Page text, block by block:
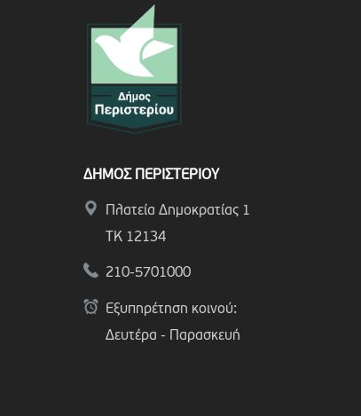
ΔΗΜΟΣ ΠΕΡΙΣΤΕΡΙΟΥ
Πλατεία Δημοκρατίας 1
ΤΚ 12134
210-5701000
Εξυπηρέτηση κοινού:
Δευτέρα - Παρασκευή